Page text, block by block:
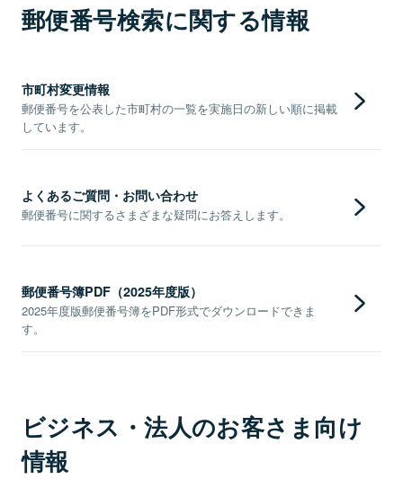
郵便番号検索に関する情報
市町村変更情報
郵便番号を公表した市町村の一覧を実施日の新しい順に掲載
しています。
よくあるご質問・お問い合わせ
郵便番号に関するさまざまな疑問にお答えします。
郵便番号簿PDF（2025年度版）
2025年度版郵便番号簿をPDF形式でダウンロードできま
す。
ビジネス・法人のお客さま向け
情報